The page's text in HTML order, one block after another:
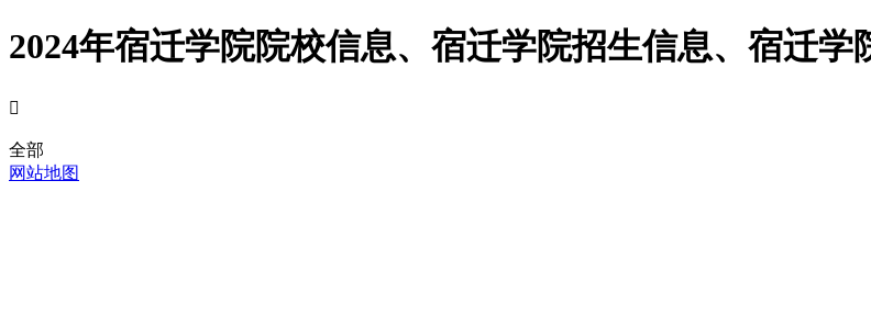
2024年宿迁学院院校信息、宿迁学院招生信息、宿迁

全部
网站地图